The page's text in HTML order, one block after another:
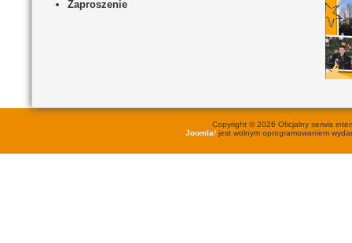
Zaproszenie
Copyright © 2026 Oficjalny serwis
Joomla!jest wolnym oprogramowaniem